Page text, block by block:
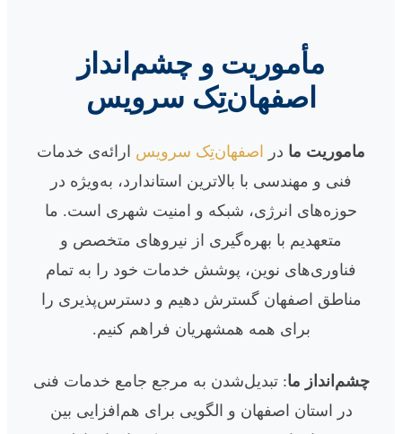
مأموریت و چشم‌انداز
اصفهان‌تِک سرویس
ماموریت ما در اصفهان‌تِک سرویس ارائه‌ی خدمات
فنی و مهندسی با بالاترین استاندارد، به‌ویژه در
حوزه‌های انرژی، شبکه و امنیت شهری است. ما
متعهدیم با بهره‌گیری از نیروهای متخصص و
فناوری‌های نوین، پوشش خدمات خود را به تمام
مناطق اصفهان گسترش دهیم و دسترس‌پذیری را
برای همه همشهریان فراهم کنیم.
چشم‌انداز ما: تبدیل‌شدن به مرجع جامع خدمات فنی
در استان اصفهان و الگویی برای هم‌افزایی بین